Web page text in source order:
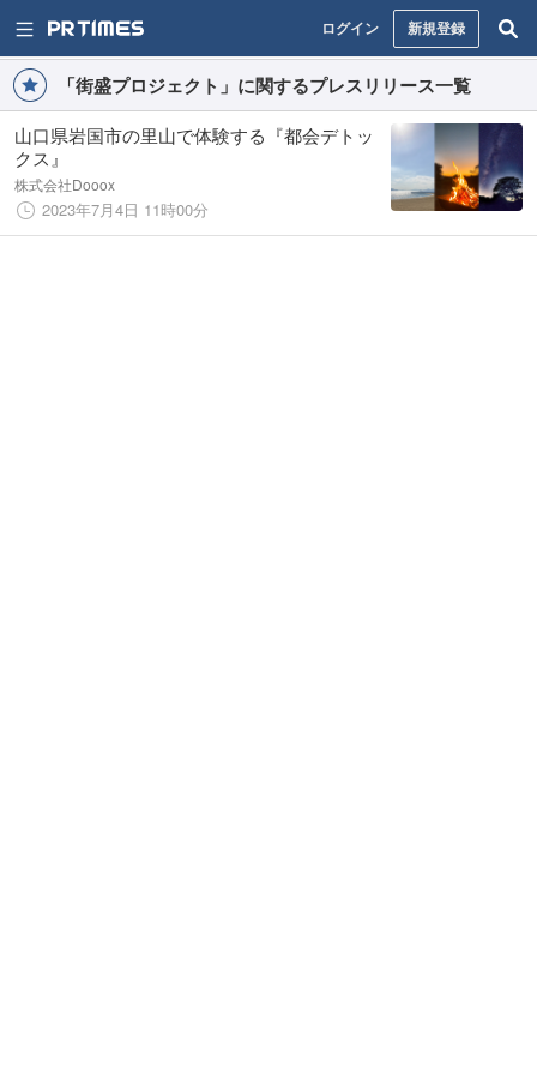
ログイン 新規登録
「街盛プロジェクト」に関するプレスリリース一覧
山口県岩国市の里山で体験する『都会デトッ
クス』
株式会社Dooox
2023年7月4日 11時00分